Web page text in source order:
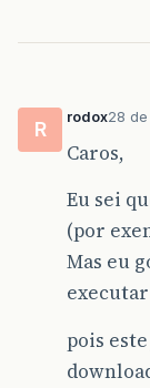
R
rodox28
Caros,
Eu sei
(por
Mas eu
pois